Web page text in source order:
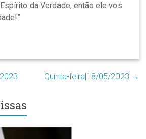
da Verdade, então ele vos
Quinta-feira|18/05/2023 →